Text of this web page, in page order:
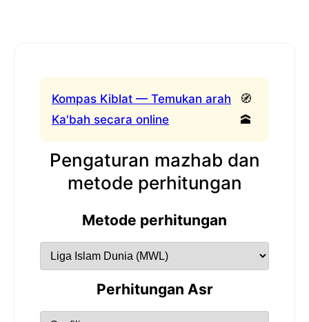
Kompas Kiblat — Temukan arah
Ka'bah secara online
🧭
🕋
Pengaturan mazhab dan
metode perhitungan
Metode perhitungan
Perhitungan Asr